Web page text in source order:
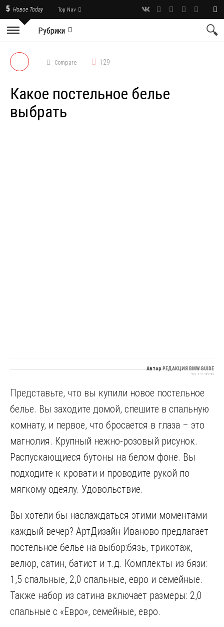
5 Новое Today Top Nav
Рубрики
Compare 129
Какое постельное белье
выбрать
АвторРЕДАКЦИЯ BMW GUIDE
19.12.2020
Представьте, что вы купили новое постельное
белье. Вы заходите домой, спешите в спальную
комнату, и первое, что бросается в глаза – это
магнолия. Крупный нежно-розовый рисунок.
Распускающиеся бутоны на белом фоне. Вы
подходите к кровати и проводите рукой по
мягкому одеялу. Удовольствие.
Вы хотели бы наслаждаться этими моментами
каждый вечер? АртДизайн Иваново предлагает
постельное белье на выбор:бязь, трикотаж,
велюр, сатин, батист и т.д. Комплекты из бязи:
1,5 спальные, 2,0 спальные, евро и семейные.
Также набор из сатина включает размеры: 2,0
спальные с «Евро», семейные, евро.